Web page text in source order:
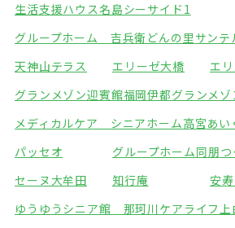
生活支援ハウス名島シーサイド1
グループホーム 吉兵衛どんの里 サンテ
天神山テラス
エリーゼ大橋
エ
グランメゾン迎賓館福岡伊都グランメ
メディカルケア シニアホーム高宮あい
パッセオ
グループホーム同朋
セーヌ大牟田
知行庵
安
ゆうゆうシニア館 那珂川 ケアライフ上